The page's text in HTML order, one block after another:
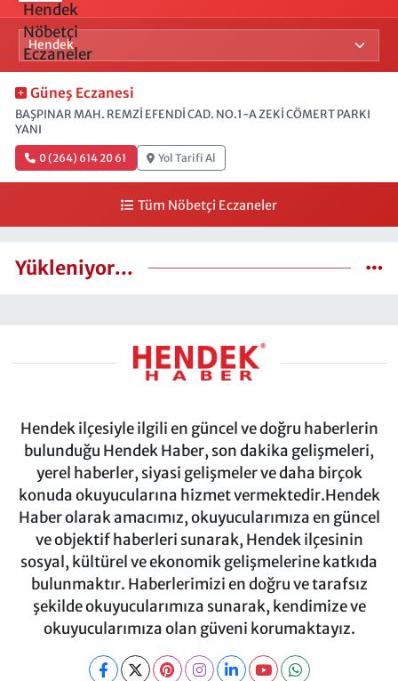
Güneş Eczanesi
BAŞPINAR MAH. REMZİ EFENDİ CAD. NO.1-A ZEKİ CÖMERT PARKI
YANI
0 (264) 614 20 61 Yol Tarifi Al
Tüm Nöbetçi Eczaneler
Yükleniyor...
Hendek ilçesiyle ilgili en güncel ve doğru haberlerin
bulunduğu Hendek Haber, son dakika gelişmeleri,
yerel haberler, siyasi gelişmeler ve daha birçok
konuda okuyucularına hizmet vermektedir.Hendek
Haber olarak amacımız, okuyucularımıza en güncel
ve objektif haberleri sunarak, Hendek ilçesinin
sosyal, kültürel ve ekonomik gelişmelerine katkıda
bulunmaktır. Haberlerimizi en doğru ve tarafsız
şekilde okuyucularımıza sunarak, kendimize ve
okuyucularımıza olan güveni korumaktayız.